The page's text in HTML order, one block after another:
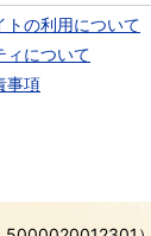
トの利用について
ィについて
事項